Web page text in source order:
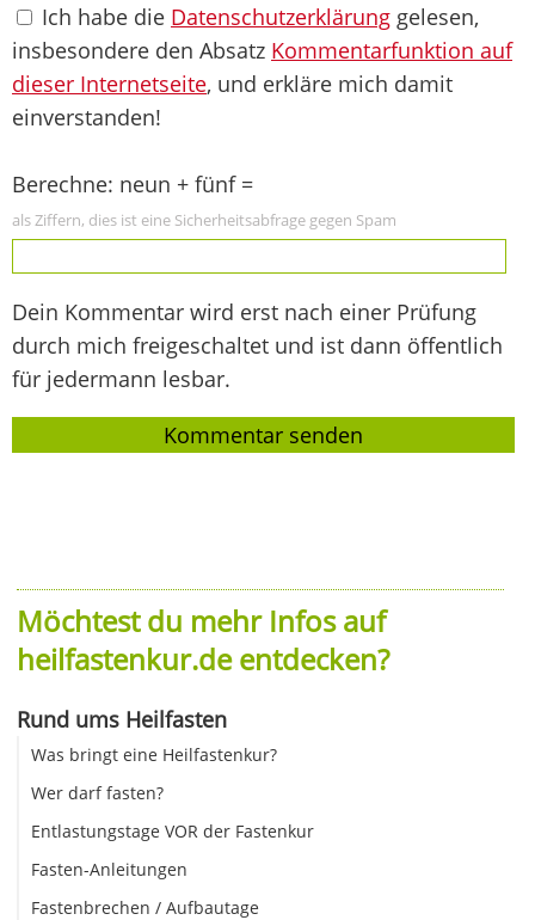
Ich habe die Datenschutzerklärung gelesen,
insbesondere den Absatz Kommentarfunktion auf
dieser Internetseite, und erkläre mich damit
einverstanden!
Berechne: neun + fünf =
als Ziffern, dies ist eine Sicherheitsabfrage gegen Spam
Dein Kommentar wird erst nach einer Prüfung
durch mich freigeschaltet und ist dann öffentlich
für jedermann lesbar.
Möchtest du mehr Infos auf
heilfastenkur.de entdecken?
Rund ums Heilfasten
Was bringt eine Heilfastenkur?
Wer darf fasten?
Entlastungstage VOR der Fastenkur
Fasten-Anleitungen
Fastenbrechen / Aufbautage